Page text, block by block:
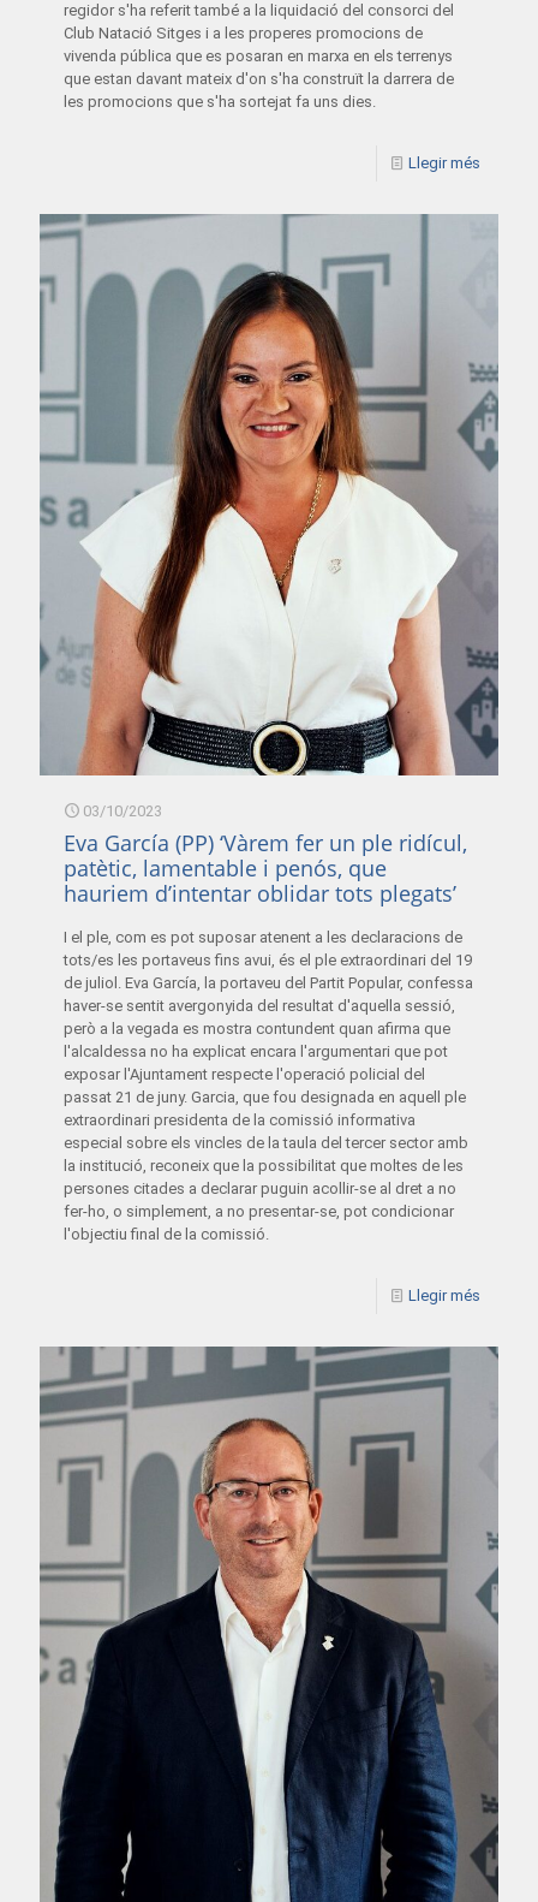
regidor s'ha referit també a la liquidació del consorci del
Club Natació Sitges i a les properes promocions de
vivenda pública que es posaran en marxa en els terrenys
que estan davant mateix d'on s'ha construït la darrera de
les promocions que s'ha sortejat fa uns dies.
Llegir més
03/10/2023
Eva García (PP) ‘Vàrem fer un ple ridícul,
patètic, lamentable i penós, que
hauriem d’intentar oblidar tots plegats’
I el ple, com es pot suposar atenent a les declaracions de
tots/es les portaveus fins avui, és el ple extraordinari del 19
de juliol. Eva García, la portaveu del Partit Popular, confessa
haver-se sentit avergonyida del resultat d'aquella sessió,
però a la vegada es mostra contundent quan afirma que
l'alcaldessa no ha explicat encara l'argumentari que pot
exposar l'Ajuntament respecte l'operació policial del
passat 21 de juny. Garcia, que fou designada en aquell ple
extraordinari presidenta de la comissió informativa
especial sobre els vincles de la taula del tercer sector amb
la institució, reconeix que la possibilitat que moltes de les
persones citades a declarar puguin acollir-se al dret a no
fer-ho, o simplement, a no presentar-se, pot condicionar
l'objectiu final de la comissió.
Llegir més